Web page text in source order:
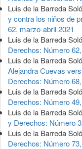
Luis de la Barreda
y contra los niños de
62, marzo-abril 2021
Luis de la Barreda
Derechos: Número
Luis de la Barreda
Alejandra Cuevas
Derechos: Número
Luis de la Barreda
Derechos: Número
Luis de la Barreda
y Derechos: Número
Luis de la Barreda
Derechos: Número